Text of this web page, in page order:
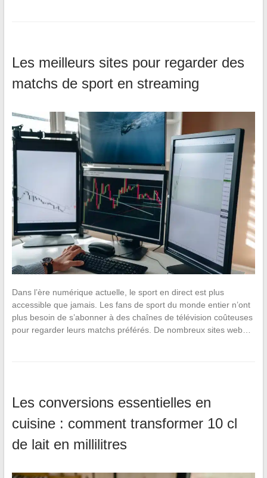
Les meilleurs sites pour regarder des
matchs de sport en streaming
Dans l’ère numérique actuelle, le sport en direct est plus
accessible que jamais. Les fans de sport du monde entier n’ont
plus besoin de s’abonner à des chaînes de télévision coûteuses
pour regarder leurs matchs préférés. De nombreux sites web…
Les conversions essentielles en
cuisine : comment transformer 10 cl
de lait en millilitres